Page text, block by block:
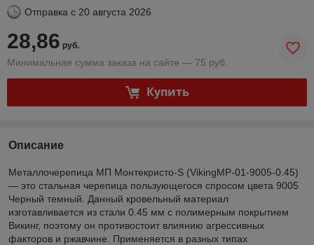
Отправка с 20 августа 2026
28,86 руб.
Минимальная сумма заказа на сайте — 75 руб.
Купить
Описание
Металлочерепица МП Монтекристо-S (VikingMP-01-9005-0.45)
— это стальная черепица пользующегося спросом цвета 9005
Черный темный. Данный кровельный материал
изготавливается из стали 0.45 мм с полимерным покрытием
Викинг, поэтому он противостоит влиянию агрессивных
факторов и ржавчине. Применяется в разных типах